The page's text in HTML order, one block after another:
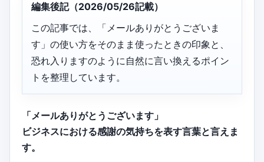
編集後記（2026/05/26記載）
この記事では、「メールありがとうございま
す」の使い方をそのまま使ったときの印象と、
恐れ入りますのように自然に言い換えるポイン
トを整理しています。
「メールありがとうございます」
ビジネスにおける感謝の気持ちを表す言葉と言えま
す。